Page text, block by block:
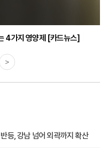
4가지 영양제 [카드뉴스]
>
등, 강남 넘어 외곽까지 확산